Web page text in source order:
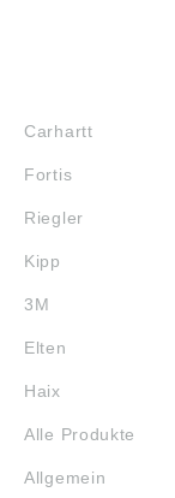
Carhartt
Fortis
Riegler
Kipp
3M
Elten
Haix
Alle Produkte
Allgemein